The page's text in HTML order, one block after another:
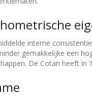
interne
gemakkelijke een
De Cotan heeft in